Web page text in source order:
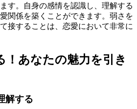
す。自身の感情を認識し、理解する
関係を築くことができます。弱さを
接することは、恋愛において非常に
！あなたの魅力を引き
解する